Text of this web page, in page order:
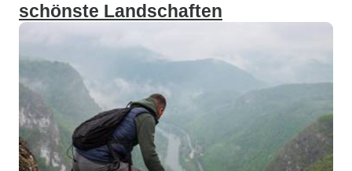
schönste Landschaften